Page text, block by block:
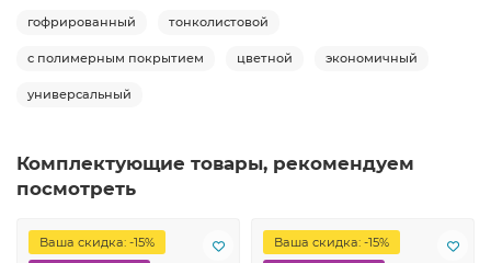
гофрированный тонколистовой
с полимерным покрытием цветной экономичный
универсальный
Комплектующие товары, рекомендуем
посмотреть
Ваша скидка: -15%
Ваша скидка: -15%